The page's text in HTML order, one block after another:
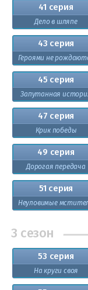
41 серия
Дело в шляпе
43 серия
Героями не
45 серия
Запутанная
47 серия
Крик победы
49 серия
Дорогая передача
51 серия
Неуловимые
3 сезон
53 серия
На круги своя